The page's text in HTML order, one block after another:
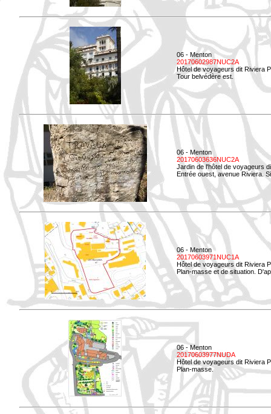
06 - Menton
20170602987NUC2A
Hôtel de voyageurs dit Riviera
Tour belvédère est.
06 - Menton
20170603636NUC2A
Jardin de l'hôtel de voyageurs
Entrée ouest, avenue Riviera.
06 - Menton
20170603971NUC1A
Hôtel de voyageurs dit Riviera
Plan-masse et de situation.
06 - Menton
20170603977NUDA
Hôtel de voyageurs dit Riviera
Plan-masse.